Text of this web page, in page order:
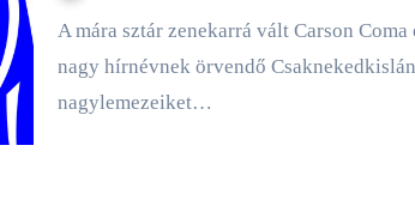
A mára sztár zenekarrá vált Carson Coma és az alter körökben
nagy hírnévnek örvendő
nagylemezeiket…